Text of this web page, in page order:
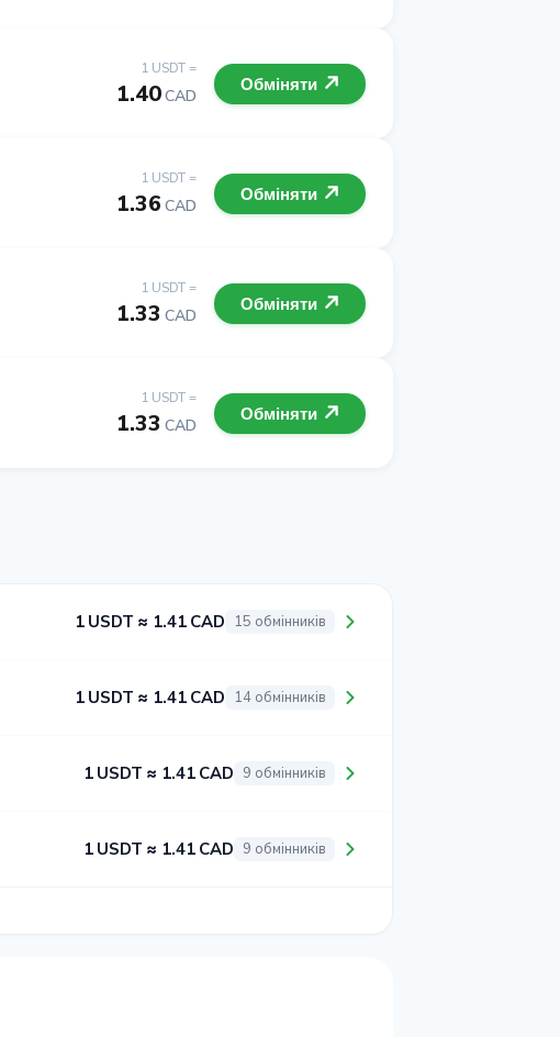
1 USDT =
1.40CAD
Обміняти
1 USDT =
1.36 CAD
Обміняти
1 USDT =
1.33 CAD
Обміняти
1 USDT =
1.33 CAD
Обміняти
1 USDT ≈ 1.41 CAD 15 обмінників
1 USDT ≈ 1.41 CAD 14 обмінників
1 USDT ≈ 1.41 CAD 9 обмінників
1 USDT ≈ 1.41 CAD 9 обмінників